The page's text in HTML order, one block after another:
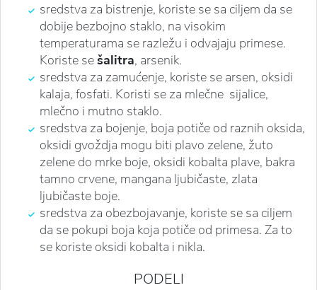
sredstva za bistrenje, koriste se sa ciljem da se
dobije bezbojno staklo, na visokim
temperaturama se razležu i odvajaju primese.
Koriste sešalitra, arsenik.
sredstva za zamućenje, koriste se arsen, oksidi
kalaja, fosfati. Koristi se za mlečne sijalice,
mlečno i mutno staklo.
sredstva za bojenje, boja potiče od raznih oksida,
oksidi gvoždja mogu biti plavo zelene, žuto
zelene do mrke boje, oksidi kobalta plave, bakra
tamno crvene, mangana ljubičaste, zlata
ljubičaste boje.
sredstva za obezbojavanje, koriste se sa ciljem
da se pokupi boja koja potiče od primesa. Za to
se koriste oksidi kobalta i nikla.
PODELI